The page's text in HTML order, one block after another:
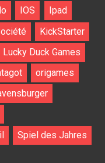
IOS
Ipad
KickStarter
Lucky Duck Games
origames
Spiel des Jahres